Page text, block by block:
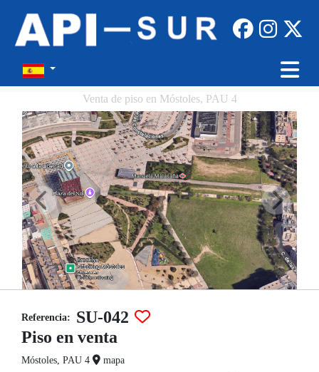
Venta de piso en Móstoles, PAU 4
Referencia:
SU-042
Piso en venta
Móstoles, PAU 4 mapa